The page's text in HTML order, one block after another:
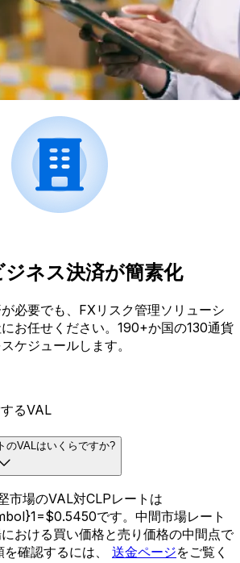
ネス決済が簡素化
必要でも、FXリスク管理ソリューシ
お任せください。190+か国の130通貨
ケジュールします。
るVAL
のVALはいくらですか?
市場のVAL対CLPレートは
です。中間市場レート
おける買い価格と売り価格の中間点で
確認するには、 送金ページをご覧く